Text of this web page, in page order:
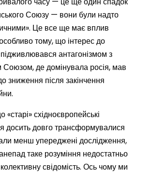
Союзу — вони були надто
Це все ще має вплив
тому, що інтерес до
антагонізмом з
Союзом, де домінувала росія, мав
зниження після закінчення
східноєвропейські
досить довго трансформувалися
менш упереджені дослідження,
таке розуміння недостатньо
свідомість. Ось чому ми